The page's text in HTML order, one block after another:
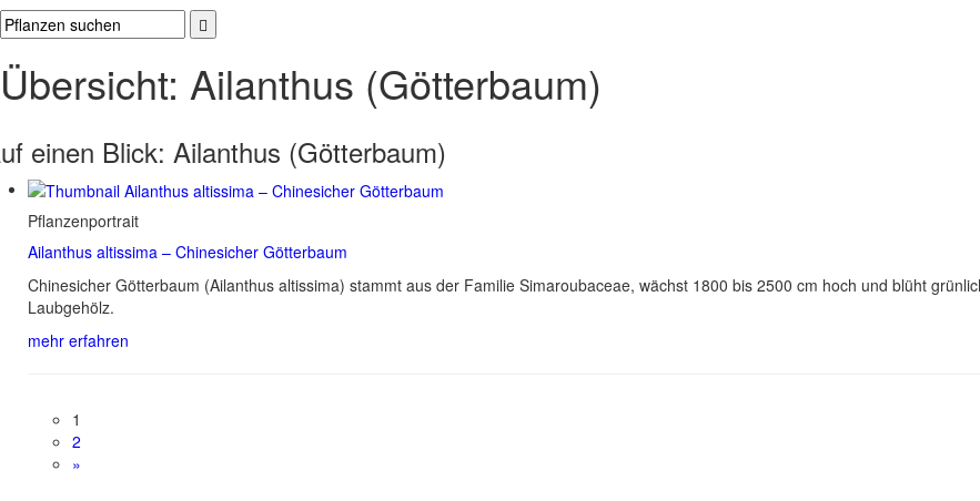
Übersicht: Ailanthus (Götterbaum)
einen Blick: Ailanthus (Götterbaum)
Pflanzenportrait
Ailanthus altissima – Chinesicher Götterbaum
Chinesicher Götterbaum (Ailanthus altissima) stammt aus der Familie Simaroubaceae, wächst 1800 bis 2500 cm hoch und blüht
Laubgehölz.
mehr erfahren
1
2
»